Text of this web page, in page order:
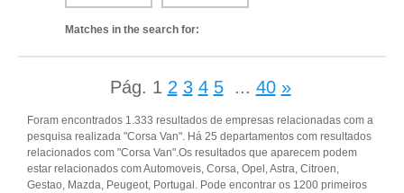
Matches in the search for:
Pág. 1 2 3 4 5 ... 40 »
Foram encontrados 1.333 resultados de empresas relacionadas com a
pesquisa realizada "Corsa Van". Há 25 departamentos com resultados
relacionados com "Corsa Van".Os resultados que aparecem podem
estar relacionados com Automoveis, Corsa, Opel, Astra, Citroen,
Gestao, Mazda, Peugeot, Portugal. Pode encontrar os 1200 primeiros